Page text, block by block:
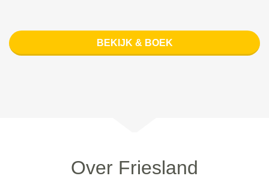
BEKIJK & BOEK
Over Friesland